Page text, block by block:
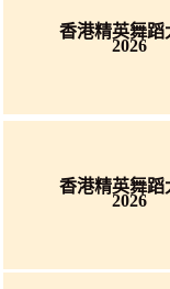
香港精英舞蹈
2026
香港精英舞蹈
2026